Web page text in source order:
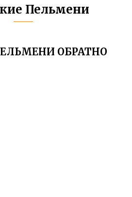
Пельмени
ОБРАТНО